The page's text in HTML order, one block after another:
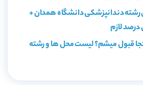
رشته دندانپزشکی دانشگاه همدان +
درصد لازم
رتبه 3000 کجا قبول میشم؟ لیست محل ها و رشته